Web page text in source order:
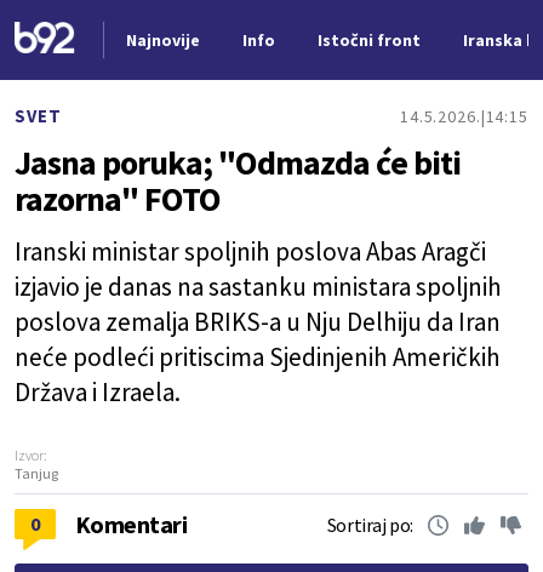
Najnovije Info Istočni front Iranska
SVET 14.5.2026. 14:15
Jasna poruka; "Odmazda će biti
razorna" FOTO
Iranski ministar spoljnih poslova Abas Aragči
izjavio je danas na sastanku ministara spoljnih
poslova zemalja BRIKS-a u Nju Delhiju da Iran
neće podleći pritiscima Sjedinjenih Američkih
Država i Izraela.
Izvor:
Tanjug
0 Komentari Sortiraj po: